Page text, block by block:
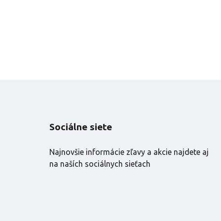
Sociálne siete
Najnovšie informácie zľavy a akcie najdete aj
na naších sociálnych sieťach